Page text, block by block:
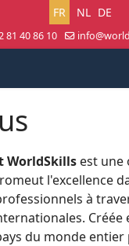
Sélectionnez
FR NL DE
81 40 86 10
WorldSkills est une
l'excellence
à
Créée
du monde